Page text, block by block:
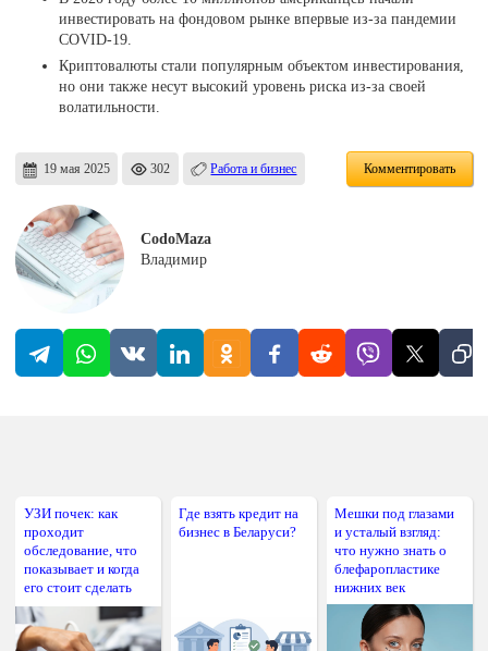
инвестировать на фондовом рынке впервые из-за пандемии
COVID-19.
Криптовалюты стали популярным объектом инвестирования,
но они также несут высокий уровень риска из-за своей
волатильности.
19 мая 2025 302 Работа и бизнес Комментировать
CodoMaza
Владимир
УЗИ почек: как
проходит
обследование, что
показывает и когда
его стоит сделать
Где взять кредит на
бизнес в Беларуси?
Мешки под глазами
и усталый взгляд:
что нужно знать о
блефаропластике
нижних век